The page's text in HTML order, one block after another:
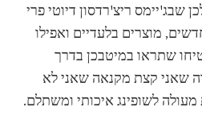
שבג'יימס ריצ'רדסון דיוטי פרי
מוצרים בלעדיים ואפילו
שתראו במיטבכן בדרך
שאני קצת מקנאה שאני לא
לשופינג איכותי ומשתלם.